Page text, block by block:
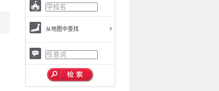
从地图中查找